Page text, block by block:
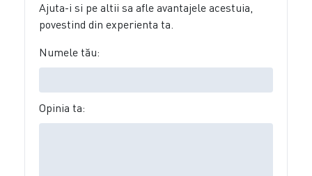
Ajuta-i si pe altii sa afle avantajele acestuia,
povestind din experienta ta.
Numele tău:
Opinia ta: